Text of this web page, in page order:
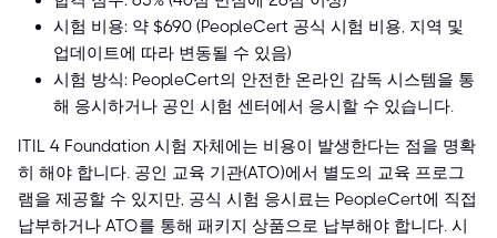
시험 비용: 약 $690 (PeopleCert 공식 시험 비용, 지역 및
업데이트에 따라 변동될 수 있음)
시험 방식: PeopleCert의 안전한 온라인 감독 시스템을 통
해 응시하거나 공인 시험 센터에서 응시할 수 있습니다.
ITIL 4 Foundation 시험 자체에는 비용이 발생한다는 점을 명확
히 해야 합니다. 공인 교육 기관(ATO)에서 별도의 교육 프로그
램을 제공할 수 있지만, 공식 시험 응시료는 PeopleCert에 직접
납부하거나 ATO를 통해 패키지 상품으로 납부해야 합니다. 시